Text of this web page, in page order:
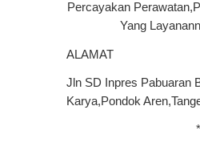
Percayakan
Yang
ALAMAT
Jln SD Inpres Pabuaran
Karya,Pondok